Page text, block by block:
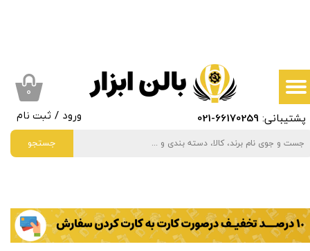
جستجو
پشتیبانی:66170259
-021 ورود / ثبت نام
سفارشات
خروج از حساب کاربری
۰